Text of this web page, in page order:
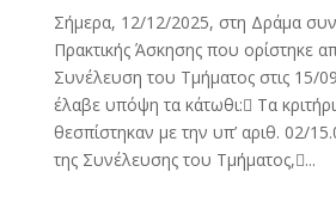
Σήμερα, 12/12/2025, στη Δράμα
Πρακτικής Άσκησης που ορίστηκε
Συνέλευση του Τμήματος στις 15/
έλαβε υπόψη τα κάτωθι: Τα
θεσπίστηκαν με την υπ’ αριθ. 02/
της Συνέλευσης του Τμήματος,...